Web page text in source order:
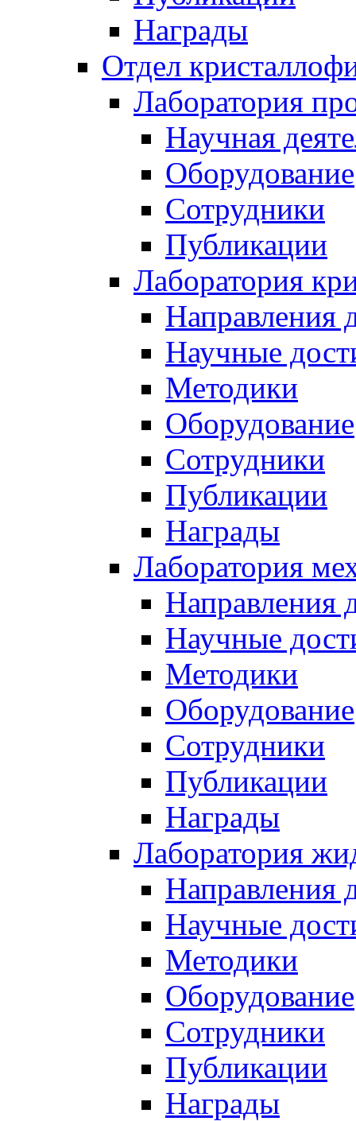
Награды
Отдел
Лаборатория
Научная
Оборудование
Сотрудники
Публикации
Лаборатория
Направления
Научные
Методики
Оборудование
Сотрудники
Публикации
Награды
Лаборатория
Направления
Научные
Методики
Оборудование
Сотрудники
Публикации
Награды
Лаборатория
Направления
Научные
Методики
Оборудование
Сотрудники
Публикации
Награды